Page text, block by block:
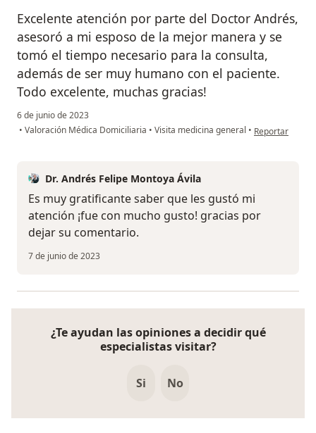
Excelente atención por parte del Doctor Andrés,
asesoró a mi esposo de la mejor manera y se
tomó el tiempo necesario para la consulta,
además de ser muy humano con el paciente.
Todo excelente, muchas gracias!
6 de junio de 2023
• Valoración Médica Domiciliaria • Visita medicina general • en opinión del
Reportar
Dr. Andrés Felipe Montoya Ávila
Es muy gratificante saber que les gustó mi
atención ¡fue con mucho gusto! gracias por
dejar su comentario.
7 de junio de 2023
¿Te ayudan las opiniones a decidir qué
especialistas visitar?
Si No